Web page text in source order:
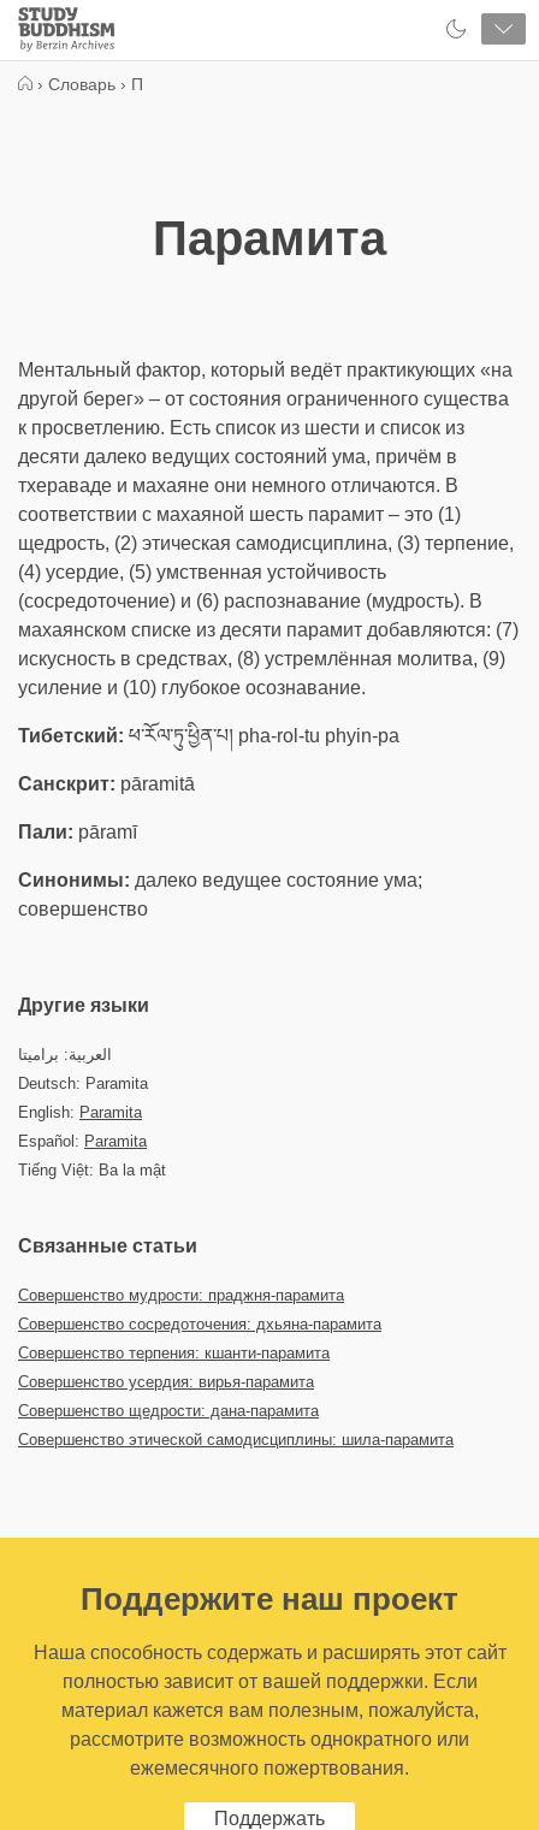
Close
Study
Buddhism
› Словарь › П
Парамита
Ментальный фактор, который ведёт практикующих «на
другой берег» – от состояния ограниченного существа
к просветлению. Есть список из шести и список из
десяти далеко ведущих состояний ума, причём в
тхераваде и махаяне они немного отличаются. В
соответствии с махаяной шесть парамит – это (1)
щедрость, (2) этическая самодисциплина, (3) терпение,
(4) усердие, (5) умственная устойчивость
(сосредоточение) и (6) распознавание (мудрость). В
махаянском списке из десяти парамит добавляются: (7)
искусность в средствах, (8) устремлённая молитва, (9)
усиление и (10) глубокое осознавание.
Тибетский: ཕ་རོལ་ཏུ་ཕྱིན་པ། pha-rol-tu phyin-pa
Санскрит: pāramitā
Пали: pāramī
Синонимы: далеко ведущее состояние ума;
совершенство
Другие языки
العربية: براميتا
Deutsch: Paramita
English: Paramita
Español: Paramita
Tiếng Việt: Ba la mật
Связанные статьи
Совершенство мудрости: праджня-парамита
Совершенство сосредоточения: дхьяна-парамита
Совершенство терпения: кшанти-парамита
Совершенство усердия: вирья-парамита
Совершенство щедрости: дана-парамита
Совершенство этической самодисциплины: шила-парамита
Поддержите наш проект
Наша способность содержать и расширять этот сайт
полностью зависит от вашей поддержки. Если
материал кажется вам полезным, пожалуйста,
рассмотрите возможность однократного или
ежемесячного пожертвования.
Поддержать